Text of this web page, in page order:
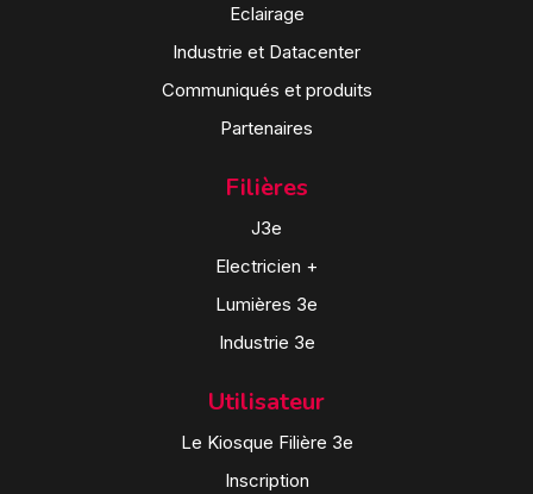
Eclairage
Industrie et Datacenter
Communiqués et produits
Partenaires
Filières
J3e
Electricien +
Lumières 3e
Industrie 3e
Utilisateur
Le Kiosque Filière 3e
Inscription